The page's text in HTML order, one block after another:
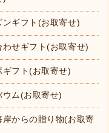
ンギフト(お取寄せ)
わせギフト(お取寄せ)
ギフト(お取寄せ)
ウム(お取寄せ)
岸からの贈り物(お取寄